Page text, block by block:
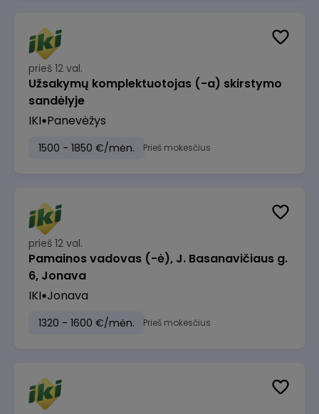
prieš 12 val.
Užsakymų komplektuotojas (-a) skirstymo
sandėlyje
IKI Panevėžys
1500 - 1850 €/mėn. Prieš mokesčius
prieš 12 val.
Pamainos vadovas (-ė), J. Basanavičiaus g.
6, Jonava
IKI Jonava
1320 - 1600 €/mėn. Prieš mokesčius